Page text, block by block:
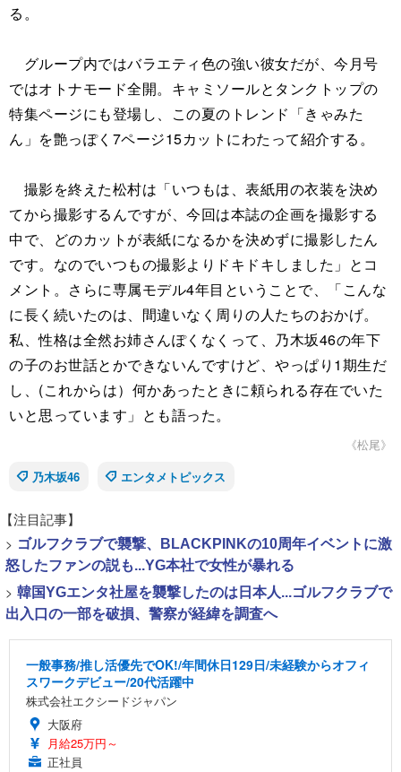
る。
グループ内ではバラエティ色の強い彼女だが、今月号
ではオトナモード全開。キャミソールとタンクトップの
特集ページにも登場し、この夏のトレンド「きゃみた
ん」を艶っぽく7ページ15カットにわたって紹介する。
撮影を終えた松村は「いつもは、表紙用の衣装を決め
てから撮影するんですが、今回は本誌の企画を撮影する
中で、どのカットが表紙になるかを決めずに撮影したん
です。なのでいつもの撮影よりドキドキしました」とコ
メント。さらに専属モデル4年目ということで、「こんな
に長く続いたのは、間違いなく周りの人たちのおかげ。
私、性格は全然お姉さんぽくなくって、乃木坂46の年下
の子のお世話とかできないんですけど、やっぱり1期生だ
し、(これからは）何かあったときに頼られる存在でいた
いと思っています」とも語った。
《松尾》
乃木坂46
エンタメトピックス
【注目記事】
> ゴルフクラブで襲撃、BLACKPINKの10周年イベントに激
怒したファンの説も...YG本社で女性が暴れる
> 韓国YGエンタ社屋を襲撃したのは日本人...ゴルフクラブで
出入口の一部を破損、警察が経緯を調査へ
一般事務/推し活優先でOK!/年間休日129日/未経験からオフィ
スワークデビュー/20代活躍中
株式会社エクシードジャパン
大阪府
月給25万円～
正社員